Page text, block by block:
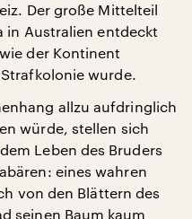
Der große Mittelteil
in Australien entdeckt
der Kontinent
wurde.
allzu aufdringlich
würde, stellen sich
Leben des Bruders
eines wahren
von den Blättern des
seinen Baum kaum